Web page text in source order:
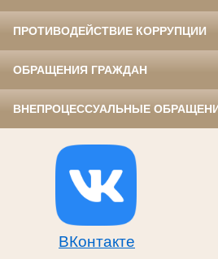
ПРОТИВОДЕЙСТВИЕ КОРРУПЦИИ
ОБРАЩЕНИЯ ГРАЖДАН
ВНЕПРОЦЕССУАЛЬНЫЕ
ВКонтакте